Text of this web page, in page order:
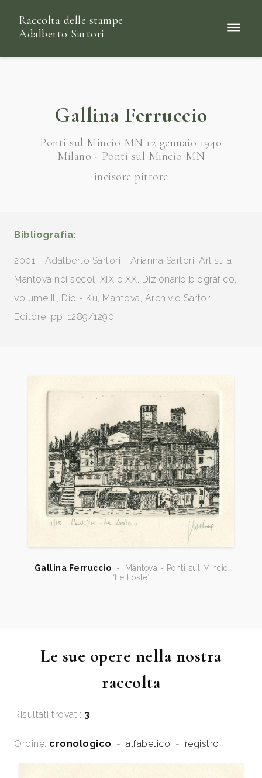
Raccolta delle stampe
Adalberto Sartori
Gallina Ferruccio
Ponti sul Mincio MN 12 gennaio 1940
Milano - Ponti sul Mincio MN
incisore pittore
Bibliografia:
2001 - Adalberto Sartori - Arianna Sartori, Artisti a
Mantova nei secoli XIX e XX. Dizionario biografico,
volume III, Dio - Ku, Mantova, Archivio Sartori
Editore, pp. 1289/1290.
Gallina Ferruccio -
Mantova - Ponti sul Mincio
“Le Loste”
Le sue opere nella nostra
raccolta
Risultati trovati: 3
Ordine: cronologico - alfabetico - registro